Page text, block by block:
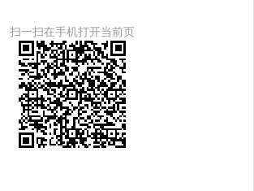
扫一扫在手机打开当前页